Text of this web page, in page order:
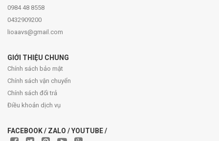
0984 48 8558
0432909200
lioaavs@gmail.com
GIỚI THIỆU CHUNG
Chính sách bảo mật
Chính sách vận chuyển
Chính sách đổi trả
Điều khoản dịch vụ
FACEBOOK / ZALO / YOUTUBE /